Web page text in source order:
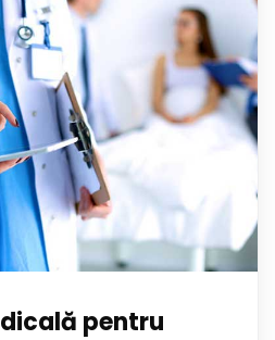
pentru